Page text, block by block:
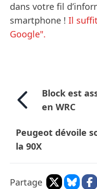
dans votre fil
smartphone ! Il
Google".
Block est
en WRC
Peugeot dévoile
la 90X
Partage